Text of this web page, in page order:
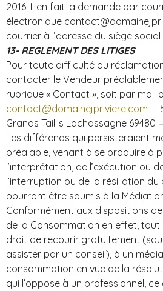
2016. Il en fait la demande par
électronique
courrier à l’adresse du siège social
13- REGLEMENT DES LITIGES
Pour toute difficulté ou
contacter le Vendeur
rubrique « Contact », soit par mail
contact@domainejpriviere.com +
Grands Taillis Lachassagne 69480
Les différends qui persisteraient
préalable, venant à se produire à
l’interprétation, de l’exécution ou
l’interruption ou de la résiliation
pourront être soumis à la
Conformément aux dispositions de
de la Consommation en effet,
droit de recourir gratuitement
assister par un conseil), à un
consommation en vue de la
qui l’oppose à un professionnel, ce